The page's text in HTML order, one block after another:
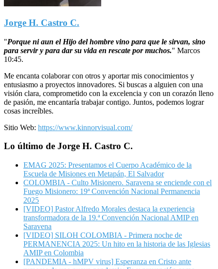
Jorge H. Castro C.
"Porque ni aun el Hijo del hombre vino para que le sirvan, sino
para servir y para dar su vida en rescate por muchos." Marcos
10:45.
Me encanta colaborar con otros y aportar mis conocimientos y
entusiasmo a proyectos innovadores. Si buscas a alguien con una
visión clara, comprometido con la excelencia y con un corazón lleno
de pasión, me encantaría trabajar contigo. Juntos, podemos lograr
cosas increíbles.
Sitio Web: https://www.kinnorvisual.com/
Lo último de Jorge H. Castro C.
EMAG 2025: Presentamos el Cuerpo Académico de la
Escuela de Misiones en Metapán, El Salvador
COLOMBIA - Culto Misionero. Saravena se enciende con el
Fuego Misionero: 19ª Convención Nacional Permanencia
2025
[VIDEO] Pastor Alfredo Morales destaca la experiencia
transformadora de la 19.ª Convención Nacional AMIP en
Saravena
[VIDEO] SILOH COLOMBIA - Primera noche de
PERMANENCIA 2025: Un hito en la historia de las Iglesias
AMIP en Colombia
[PANDEMIA - hMPV virus] Esperanza en Cristo ante